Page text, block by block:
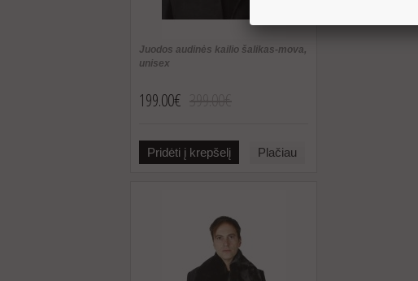
Juodos audinės kailio šalikas-mova,
unisex
199.00€
Pridėti į krepšelį Plačiau